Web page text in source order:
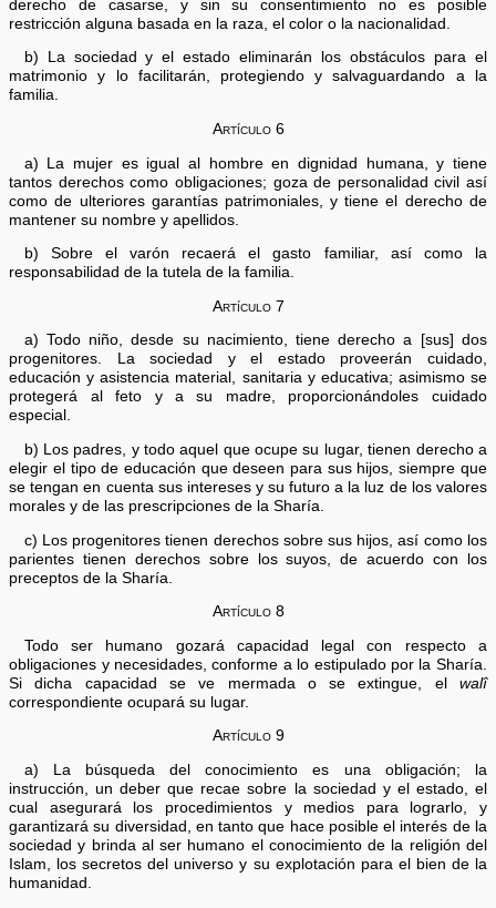
derecho de casarse, y sin su consentimiento no es posible
restricción alguna basada en la raza, el color o la nacionalidad.
b) La sociedad y el estado eliminarán los obstáculos para el
matrimonio y lo facilitarán, protegiendo y salvaguardando a la
familia.
Artículo 6
a) La mujer es igual al hombre en dignidad humana, y tiene
tantos derechos como obligaciones; goza de personalidad civil así
como de ulteriores garantías patrimoniales, y tiene el derecho de
mantener su nombre y apellidos.
b) Sobre el varón recaerá el gasto familiar, así como la
responsabilidad de la tutela de la familia.
Artículo 7
a) Todo niño, desde su nacimiento, tiene derecho a [sus] dos
progenitores. La sociedad y el estado proveerán cuidado,
educación y asistencia material, sanitaria y educativa; asimismo se
protegerá al feto y a su madre, proporcionándoles cuidado
especial.
b) Los padres, y todo aquel que ocupe su lugar, tienen derecho a
elegir el tipo de educación que deseen para sus hijos, siempre que
se tengan en cuenta sus intereses y su futuro a la luz de los valores
morales y de las prescripciones de la Sharía.
c) Los progenitores tienen derechos sobre sus hijos, así como los
parientes tienen derechos sobre los suyos, de acuerdo con los
preceptos de la Sharía.
Artículo 8
Todo ser humano gozará capacidad legal con respecto a
obligaciones y necesidades, conforme a lo estipulado por la Sharía.
Si dicha capacidad se ve mermada o se extingue, el walî
correspondiente ocupará su lugar.
Artículo 9
a) La búsqueda del conocimiento es una obligación; la
instrucción, un deber que recae sobre la sociedad y el estado, el
cual asegurará los procedimientos y medios para lograrlo, y
garantizará su diversidad, en tanto que hace posible el interés de la
sociedad y brinda al ser humano el conocimiento de la religión del
Islam, los secretos del universo y su explotación para el bien de la
humanidad.